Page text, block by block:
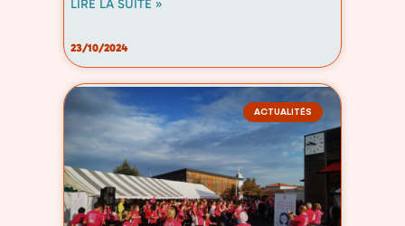
LIRE LA SUITE »
23/10/2024
ACTUALITÉS